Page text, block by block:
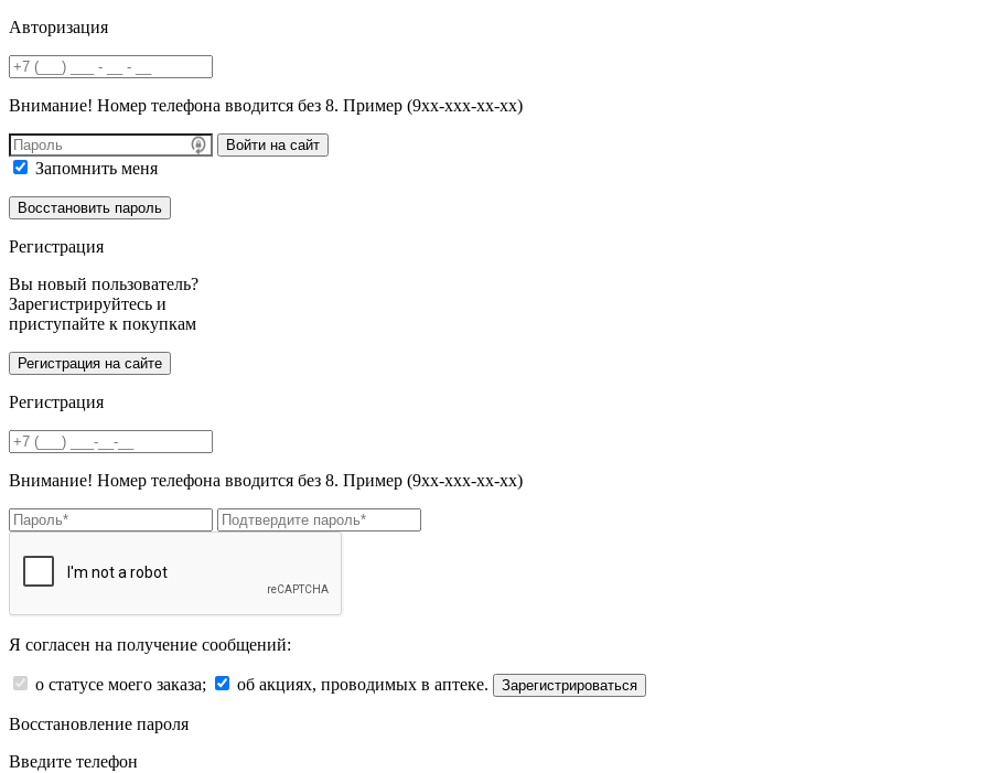
Авторизация
Внимание! Номер телефона вводится без 8. Пример (9хх-ххх-хх-хх)
Войти на сайт
Запомнить меня
Регистрация
Вы новый пользователь?
Зарегистрируйтесь и
приступайте к покупкам
Регистрация
Внимание! Номер телефона вводится без 8. Пример (9хх-ххх-хх-хх)
Я согласен на получение сообщений:
о статусе моего заказа; об акциях, проводимых в аптеке. Зарегистрироваться
Восстановление пароля
Введите телефон